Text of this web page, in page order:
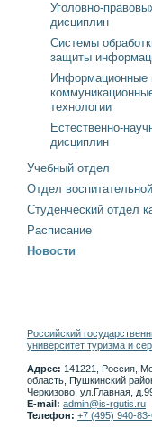
Уголовно-
дисциплин
Системы
защиты
Информационные
технологии
Естественно-
дисциплин
Учебный отдел
Отдел
Студенческий отдел
Расписание
Новости
Российский
университет туризма и
Адрес: 141221, Россия,
область, Пушкинский
Черкизово, ул.Главная,
E-mail: admin@is-rgutis.ru
Телефон: +7 (495) 940-